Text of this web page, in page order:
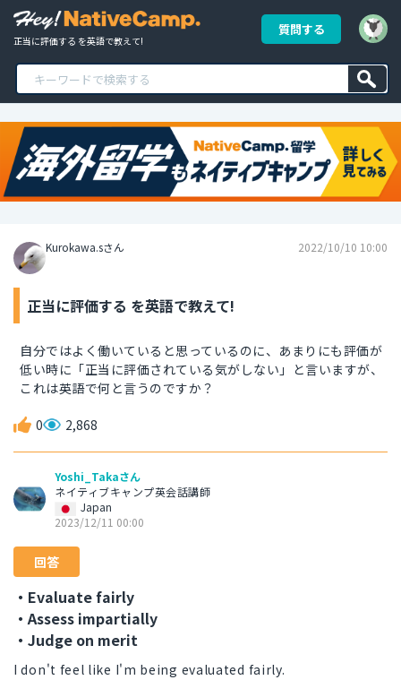
正当に評価する を英語で教えて!
質問する
Kurokawa.sさん 2022/10/10 10:00
正当に評価する を英語で教えて!
自分ではよく働いていると思っているのに、あまりにも評価が
低い時に「正当に評価されている気がしない」と言いますが、
これは英語で何と言うのですか？
0 2,868
Yoshi_Takaさん
ネイティブキャンプ英会話講師
Japan
2023/12/11 00:00
回答
・Evaluate fairly
・Assess impartially
・Judge on merit
I don't feel like I'm being evaluated fairly.